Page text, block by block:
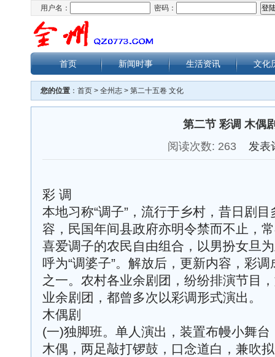
用户名： 密码：
首页 新闻时事 生活资讯 文化
您的位置 ： 首页 > 全州志 > 第二十五卷 文化
第二节 彩调 木偶
阅读次数: 263 发表
彩 调
本地习称“调子”，流行于乡村，昔日剧
容，民国年间县政府亦明令禁而不止，
喜爱调子的农民自由组合，以男扮女旦
呼为“调婆子”。解放后，更新内容，彩
之一。农村各业余剧团，纷纷排演节目
业余剧团，都曾多次以彩调形式演出。
木偶剧
(一)独脚班。单人演出，装置布幔小舞
木偶，两足敲打锣鼓，口念道白，兼吹